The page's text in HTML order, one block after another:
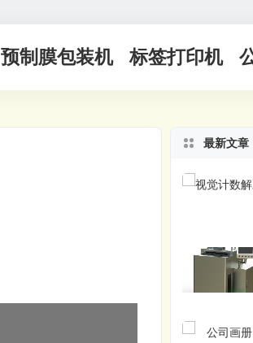
预制膜包装机 标签打印机
最新文章